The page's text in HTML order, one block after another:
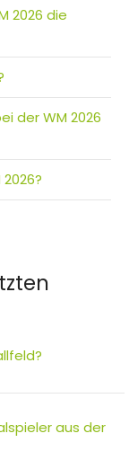
2026 die
der WM 2026
aus der